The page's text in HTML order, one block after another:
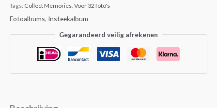
Tags: Collect Memories Voor 32 foto's
Fotoalbums, Insteekalbum
Gegarandeerd veilig afrekenen